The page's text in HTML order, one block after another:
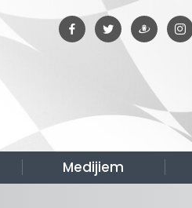
Medijiem